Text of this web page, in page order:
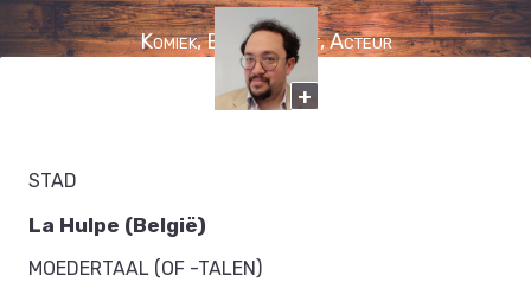
Komiek, Edelfigurant, Acteur
+
STAD
La Hulpe (België)
MOEDERTAAL (OF -TALEN)